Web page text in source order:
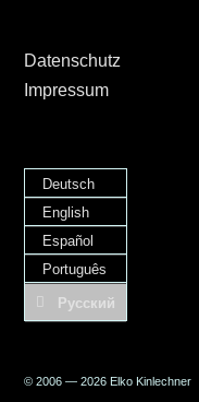
Datenschutz
Impressum
Deutsch
English
Español
Português
Русский
© 2006 — 2026 Elko Kinlechner